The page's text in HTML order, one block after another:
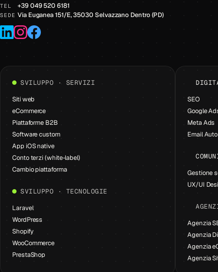
TEL +39 049 520 6181
SEDE Via Euganea 151/E, 35030 Selvazzano Dentro (PD)
LinkedIn
Instagram
Facebook
SVILUPPO · SERVIZI
Siti web
eCommerce
Piattaforme B2B
Software custom
App iOS native
Conto terzi (white-label)
Cambio piattaforma
SVILUPPO · TECNOLOGIE
Laravel
WordPress
Shopify
WooCommerce
PrestaShop
SEO
Google
Meta Ads
Email
Gestione
UX/UI
Agenzia
Agenzia
Agenzia
Agenzia